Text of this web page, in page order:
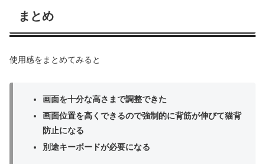
まとめ
使用感をまとめてみると
画面を十分な高さまで調整できた
画面位置を高くできるので強制的に背筋が伸びて猫背
防止になる
別途キーボードが必要になる